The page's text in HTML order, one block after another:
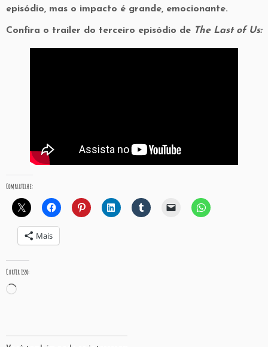
episódio, mas o impacto é grande, emocionante.
Confira o trailer do terceiro episódio de The Last of Us:
Compartilhe:
Mais
Curtir isso:
Carregando...